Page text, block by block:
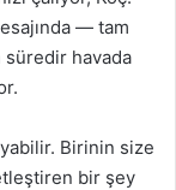
— tam
havada
Birinin size
bir şey